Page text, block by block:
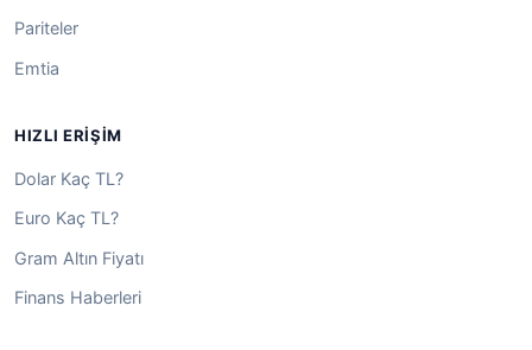
Pariteler
Emtia
HIZLI ERIŞIM
Dolar Kaç TL?
Euro Kaç TL?
Gram Altın Fiyatı
Finans Haberleri